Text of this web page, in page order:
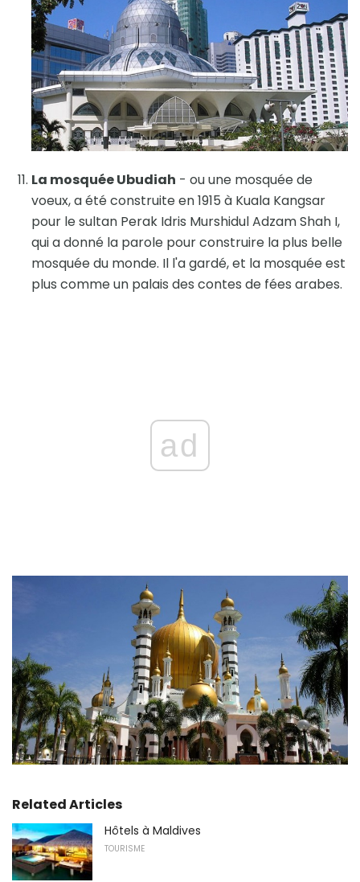
La mosquée Ubudiah - ou une mosquée de
voeux, a été construite en 1915 à Kuala Kangsar
pour le sultan Perak Idris Murshidul Adzam Shah I,
qui a donné la parole pour construire la plus belle
mosquée du monde. Il l'a gardé, et la mosquée est
plus comme un palais des contes de fées arabes.
ad
Related Articles
Hôtels à Maldives
TOURISME